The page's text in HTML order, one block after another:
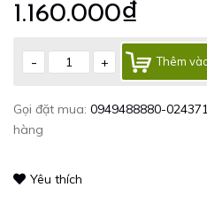
1.160.000₫
- + Thêm
Gọi đặt mua: 0949488880-
hàng
Yêu thích